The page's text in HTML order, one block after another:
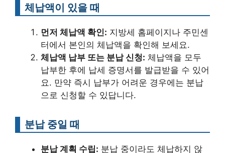
체납액이 있을 때
먼저 체납액 확인: 지방세 홈페이지나 주민센
터에서 본인의 체납액을 확인해 보세요.
체납액 납부 또는 분납 신청: 체납액을 모두
납부한 후에 납세 증명서를 발급받을 수 있어
요. 만약 즉시 납부가 어려운 경우에는 분납
으로 신청할 수 있답니다.
분납 중일 때
분납 계획 수립: 분납 중이라도 체납하지 않